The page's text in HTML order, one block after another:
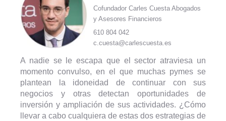
Cofundador Carles Cuesta Abogados
y Asesores Financieros
610 804 042
c.cuesta@carlescuesta.es
A nadie se le escapa que el sector atraviesa un
momento convulso, en el que muchas pymes se
plantean la idoneidad de continuar con sus
negocios y otras detectan oportunidades de
inversión y ampliación de sus actividades. ¿Cómo
llevar a cabo cualquiera de estas dos estrategias de